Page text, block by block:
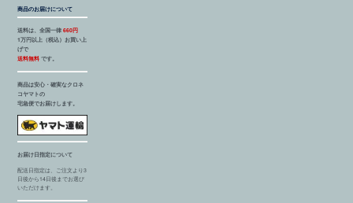
商品のお届けについて
送料は、全国一律660円
1万円以上（税込）お買い上
げで
送料無料 です。
商品は安心・確実なクロネ
コヤマトの
宅急便でお届けします。
お届け日指定について
配送日指定は、ご注文より3
日後から14日後までお選び
いただけます。